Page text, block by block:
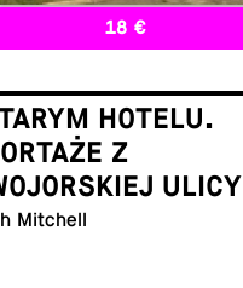
18 €
HOTELU.
Z
ULICY
Mitchell